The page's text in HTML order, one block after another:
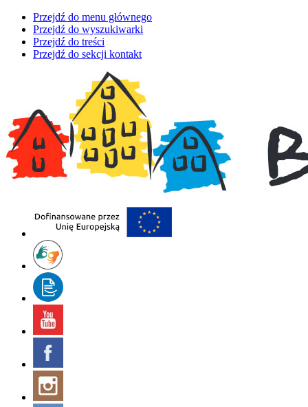
Przejdź do menu głównego
Przejdź do wyszukiwarki
Przejdź do treści
Przejdź do sekcji kontakt